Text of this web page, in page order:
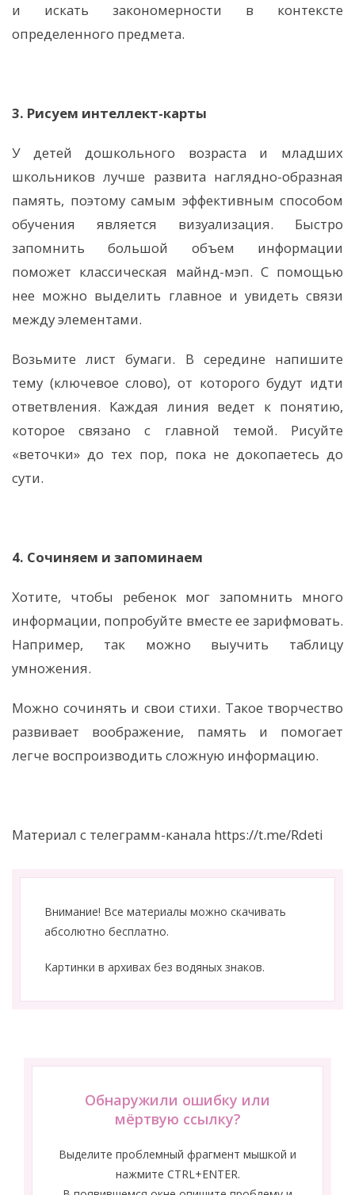
и искать закономерности в контексте
определенного предмета.
3. Рисуем интеллект-карты
У детей дошкольного возраста и младших
школьников лучше развита наглядно-образная
память, поэтому самым эффективным способом
обучения является визуализация. Быстро
запомнить большой объем информации
поможет классическая майнд-мэп. С помощью
нее можно выделить главное и увидеть связи
между элементами.
Возьмите лист бумаги. В середине напишите
тему (ключевое слово), от которого будут идти
ответвления. Каждая линия ведет к понятию,
которое связано с главной темой. Рисуйте
«веточки» до тех пор, пока не докопаетесь до
сути.
4. Сочиняем и запоминаем
Хотите, чтобы ребенок мог запомнить много
информации, попробуйте вместе ее зарифмовать.
Например, так можно выучить таблицу
умножения.
Можно сочинять и свои стихи. Такое творчество
развивает воображение, память и помогает
легче воспроизводить сложную информацию.
Материал с телеграмм-канала https://t.me/Rdeti
Внимание! Все материалы можно скачивать
абсолютно бесплатно.
Картинки в архивах без водяных знаков.
Обнаружили ошибку или
мёртвую ссылку?
Выделите проблемный фрагмент мышкой и
нажмите CTRL+ENTER.